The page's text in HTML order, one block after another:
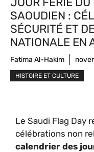
SAOUDIEN :
SÉCURITÉ ET
NATIONALE EN
Fatima Al-Hakim
HISTOIRE ET CULTURE
Le Saudi Flag Day
célébrations non
calendrier des